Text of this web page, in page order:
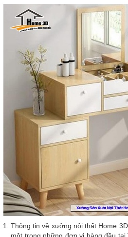
Thông tin về xưởng nội thất Home